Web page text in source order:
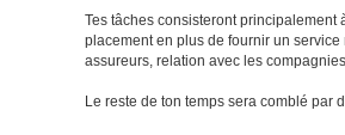
Tes tâches consisteront
placement en plus de fournir un
assureurs, relation avec les
Le reste de ton temps sera comblé par